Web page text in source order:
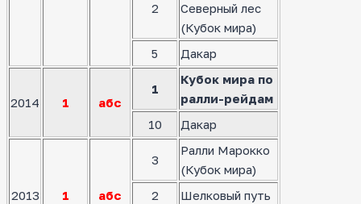
2
Северный лес
(Кубок мира)
5
Дакар
2014 1 абс
1
Кубок мира по
ралли-рейдам
10
Дакар
2013 1 абс
3
Ралли Марокко
(Кубок мира)
2
Шелковый путь